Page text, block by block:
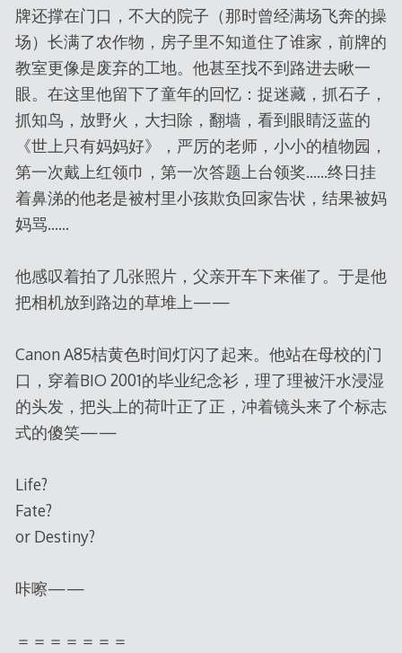
牌还撑在门口，不大的院子（那时曾经满场飞奔的操
场）长满了农作物，房子里不知道住了谁家，前牌的
教室更像是废弃的工地。他甚至找不到路进去瞅一
眼。在这里他留下了童年的回忆：捉迷藏，抓石子，
抓知鸟，放野火，大扫除，翻墙，看到眼睛泛蓝的
《世上只有妈妈好》，严厉的老师，小小的植物园，
第一次戴上红领巾，第一次答题上台领奖……终日挂
着鼻涕的他老是被村里小孩欺负回家告状，结果被妈
妈骂……
他感叹着拍了几张照片，父亲开车下来催了。于是他
把相机放到路边的草堆上——
Canon A85桔黄色时间灯闪了起来。他站在母校的门
口，穿着BIO 2001的毕业纪念衫，理了理被汗水浸湿
的头发，把头上的荷叶正了正，冲着镜头来了个标志
式的傻笑——
Life?
Fate?
or Destiny?
咔嚓——
＝＝＝＝＝＝＝